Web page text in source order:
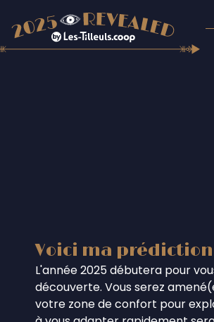
Voici ma
L'année 2025 débutera pour
découverte. Vous serez
votre zone de confort pour